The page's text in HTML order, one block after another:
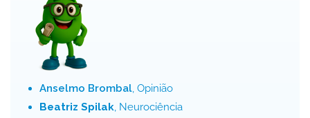
Anselmo Brombal, Opinião
Beatriz Spilak, Neurociência